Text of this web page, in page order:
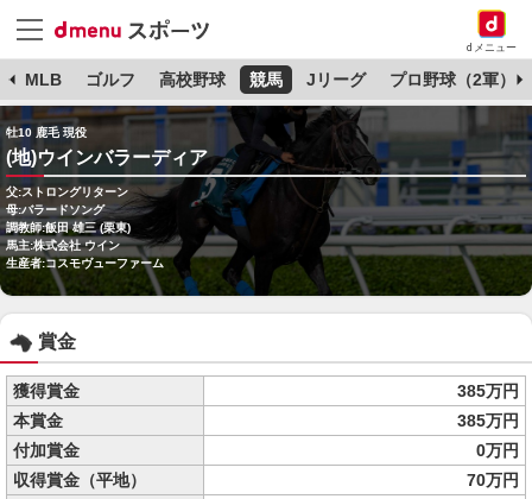
dメニュー
MLB ゴルフ 高校野球 競馬 Jリーグ プロ野球（2軍）
牡10 鹿毛 現役
(地)ウインバラーディア
父:ストロングリターン
母:バラードソング
調教師:飯田 雄三 (栗東)
馬主:株式会社 ウイン
生産者:コスモヴューファーム
賞金
獲得賞金
385万円
本賞金
385万円
付加賞金
0万円
収得賞金（平地）
70万円